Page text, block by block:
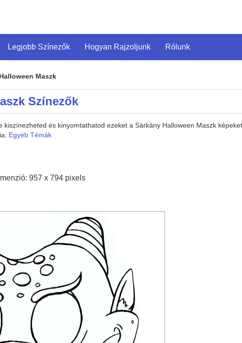
Legjobb Színezők Hogyan Rajzoljunk Rólunk
Maszk
Színezők
kiszínezheted és kinyomtathatod ezeket a Sárkány Halloween Maszk
Egyéb Témák
957 x 794 pixels